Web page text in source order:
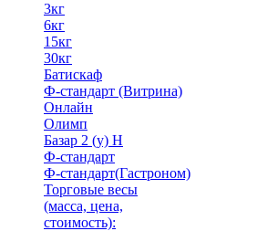
3кг
6кг
15кг
30кг
Батискаф
Ф-стандарт (Витрина)
Онлайн
Олимп
Базар 2 (у) Н
Ф-стандарт
Ф-стандарт(Гастроном)
Торговые весы
(масса, цена,
стоимость):